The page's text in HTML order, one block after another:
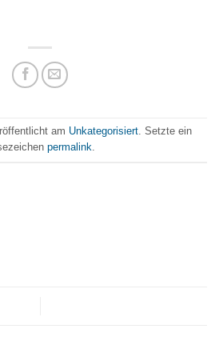
am Unkategorisiert. Setzte ein
permalink.